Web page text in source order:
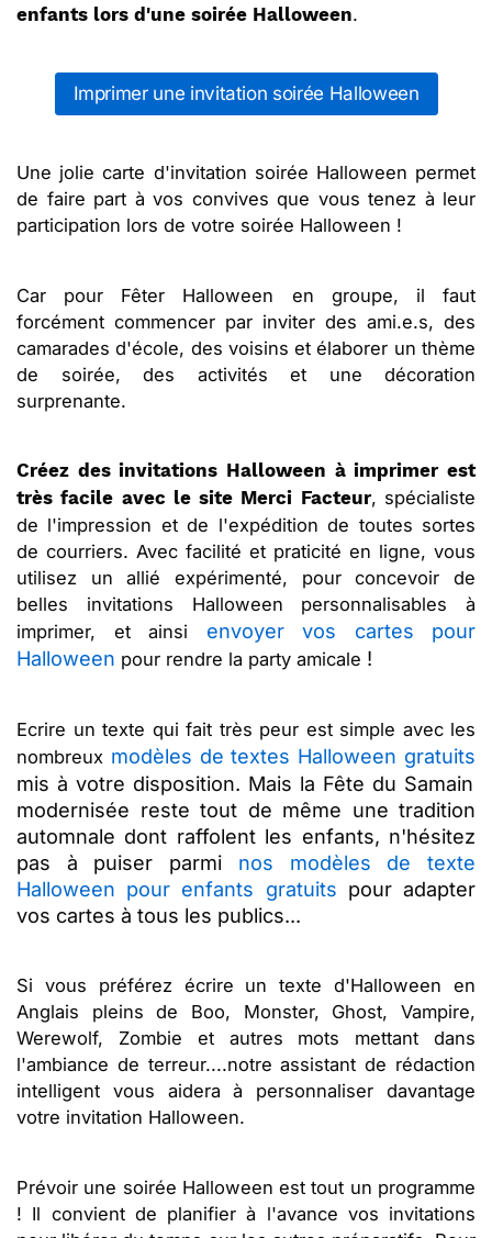
enfants lors d'une soirée Halloween.
Imprimer une invitation soirée Halloween
Une jolie carte d'invitation soirée Halloween permet
de faire part à vos convives que vous tenez à leur
participation lors de votre soirée Halloween !
Car pour Fêter Halloween en groupe, il faut
forcément commencer par inviter des ami.e.s, des
camarades d'école, des voisins et élaborer un thème
de soirée, des activités et une décoration
surprenante.
Créez des invitations Halloween à imprimer est
très facile avec le site Merci Facteur, spécialiste
de l'impression et de l'expédition de toutes sortes
de courriers. Avec facilité et praticité en ligne, vous
utilisez un allié expérimenté, pour concevoir de
belles invitations Halloween personnalisables à
imprimer, et ainsi
envoyer vos cartes pour
Halloween pour rendre la party amicale !
Ecrire un texte qui fait très peur est simple avec les
nombreux modèles de textes Halloween gratuits
mis à votre disposition. Mais la Fête du Samain
modernisée reste tout de même une tradition
automnale dont raffolent les enfants, n'hésitez
pas à puiser parmi nos modèles de texte
Halloween pour enfants gratuits pour adapter
vos cartes à tous les publics...
Si vous préférez écrire un texte d'Halloween en
Anglais pleins de Boo, Monster, Ghost, Vampire,
Werewolf, Zombie et autres mots mettant dans
l'ambiance de terreur....notre assistant de rédaction
intelligent vous aidera à personnaliser davantage
votre invitation Halloween.
Prévoir une soirée Halloween est tout un programme
! Il convient de planifier à l'avance vos invitations